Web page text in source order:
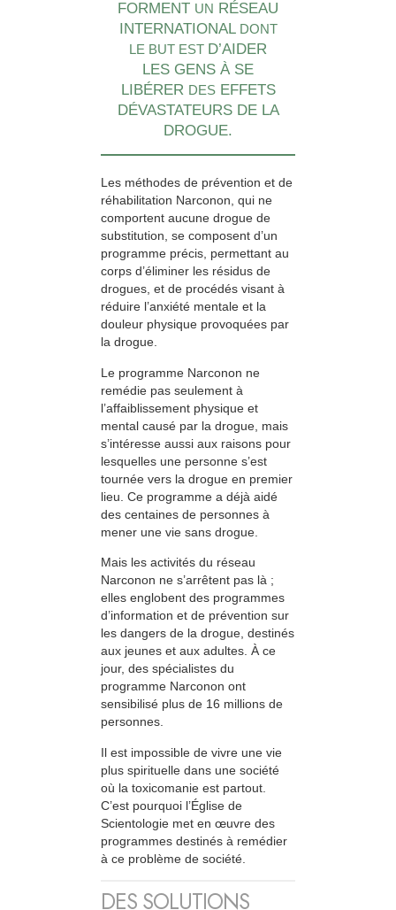
FORMENT UN RÉSEAU
INTERNATIONAL DONT
LE BUT EST D’AIDER
LES GENS À SE
LIBÉRER DESEFFETS
DÉVASTATEURS DE LA
DROGUE.
Les méthodes de prévention et de
réhabilitation Narconon, qui ne
comportent aucune drogue de
substitution, se composent d’un
programme précis, permettant au
corps d’éliminer les résidus de
drogues, et de procédés visant à
réduire l’anxiété mentale et la
douleur physique provoquées par
la drogue.
Le programme Narconon ne
remédie pas seulement à
l’affaiblissement physique et
mental causé par la drogue, mais
s’intéresse aussi aux raisons pour
lesquelles une personne s’est
tournée vers la drogue en premier
lieu. Ce programme a déjà aidé
des centaines de personnes à
mener une vie sans drogue.
Mais les activités du réseau
Narconon ne s’arrêtent pas là ;
elles englobent des programmes
d’information et de prévention sur
les dangers de la drogue, destinés
aux jeunes et aux adultes. À ce
jour, des spécialistes du
programme Narconon ont
sensibilisé plus de 16 millions de
personnes.
Il est impossible de vivre une vie
plus spirituelle dans une société
où la toxicomanie est partout.
C’est pourquoi l’Église de
Scientologie met en œuvre des
programmes destinés à remédier
à ce problème de société.
DES SOLUTIONS